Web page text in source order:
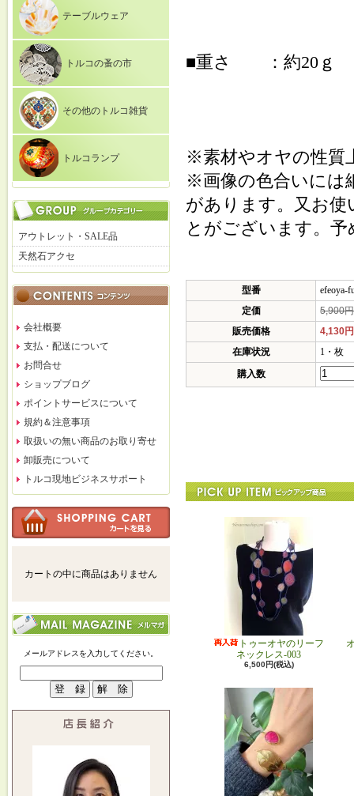
テーブルウェア
トルコの蚤の市
その他のトルコ雑貨
トルコランプ
アウトレット・SALE品
天然石アクセ
会社概要
支払・配送について
お問合せ
ショップブログ
ポイントサービスについて
規約＆注意事項
取扱いの無い商品のお取り寄せ
卸販売について
トルコ現地ビジネスサポート
カートの中に商品はありません
メールアドレスを入力してください。
■重さ ：
※素材やオヤの性質
※画像の色合いには
があります。又お
とがございます。
型番
efeoya-
定価
5,900
販売価格
4,130
在庫状況
1・枚
購入数
トゥーオヤのリーフ
ネックレス-003
6,500円(税込)